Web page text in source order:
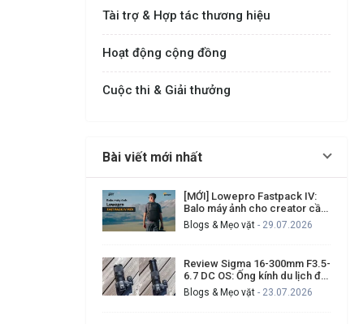
Tài trợ & Hợp tác thương hiệu
Hoạt động cộng đồng
Cuộc thi & Giải thưởng
Bài viết mới nhất
[MỚI] Lowepro Fastpack IV:
Balo máy ảnh cho creator cần
đi nhanh, lấy máy nhanh
Blogs & Mẹo vặt - 29.07.2026
Review Sigma 16-300mm F3.5-
6.7 DC OS: Ống kính du lịch đa
dụng có đáng mua?
Blogs & Mẹo vặt - 23.07.2026